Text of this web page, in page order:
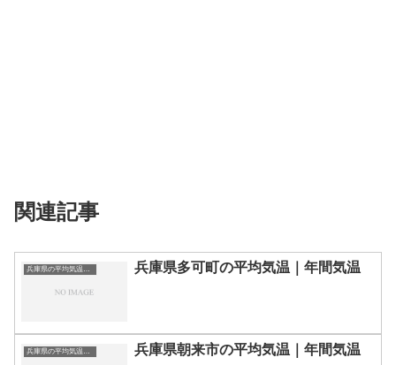
関連記事
兵庫県の平均気温まとめ 兵庫県多可町の平均気温｜年間気温
兵庫県の平均気温まとめ 兵庫県朝来市の平均気温｜年間気温